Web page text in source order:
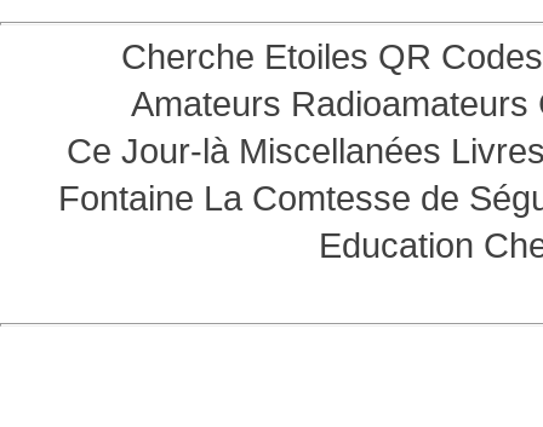
Cherche Etoiles QR Codes
Amateurs Radioamateurs
Ce Jour-là Miscellanées
Fontaine La Comtesse de
Education